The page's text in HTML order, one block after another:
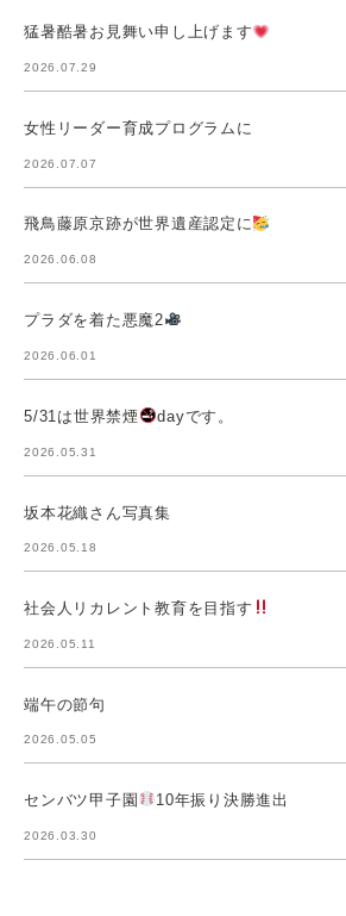
猛暑酷暑お見舞い申し上げます
2026.07.29
女性リーダー育成プログラムに
2026.07.07
飛鳥藤原京跡が世界遺産認定に
2026.06.08
プラダを着た悪魔2
2026.06.01
5/31は世界禁煙 dayです。
2026.05.31
坂本花織さん写真集
2026.05.18
社会人リカレント教育を目指す
2026.05.11
端午の節句
2026.05.05
センバツ甲子園 10年振り決勝進出
2026.03.30